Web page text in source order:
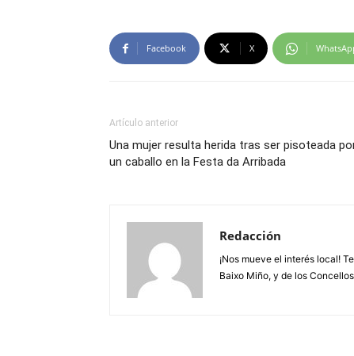
Facebook X
Artículo anterior
Una mujer resulta herida tras ser pisoteada
un caballo en la Festa da Arribada
Redacción
¡Nos mueve el interés local!
Baixo Miño, y de los